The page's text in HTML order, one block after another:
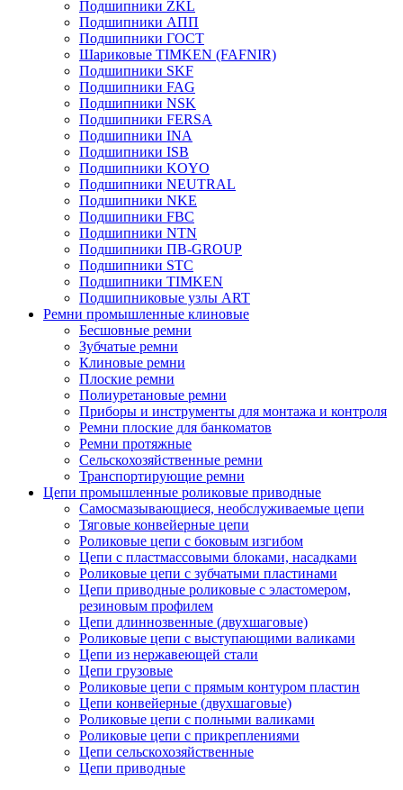
Подшипники ZKL
Подшипники АПП
Подшипники ГОСТ
Шариковые ТІMKEN (FAFNIR)
Подшипники SKF
Подшипники FAG
Подшипники NSK
Подшипники FERSA
Подшипники INA
Подшипники ISB
Подшипники KOYO
Подшипники NEUTRAL
Подшипники NKE
Подшипники FBC
Подшипники NTN
Подшипники ПВ-GROUP
Подшипники STC
Подшипники TIMKEN
Подшипниковые узлы ART
Ремни промышленные клиновые
Бесшовные ремни
Зубчатые ремни
Клиновые ремни
Плоские ремни
Полиуретановые ремни
Приборы и инструменты для монтажа и контроля
Ремни плоские для банкоматов
Ремни протяжные
Сельскохозяйственные ремни
Транспортирующие ремни
Цепи промышленные роликовые приводные
Самосмазывающиеся, необслуживаемые цепи
Тяговые конвейерные цепи
Роликовые цепи с боковым изгибом
Цепи с пластмассовыми блоками, насадками
Роликовые цепи с зубчатыми пластинами
Цепи приводные роликовые с эластомером,
резиновым профилем
Цепи длиннозвенные (двухшаговые)
Роликовые цепи с выступающими валиками
Цепи из нержавеющей стали
Цепи грузовые
Роликовые цепи с прямым контуром пластин
Цепи конвейерные (двухшаговые)
Роликовые цепи с полными валиками
Роликовые цепи с прикреплениями
Цепи сельскохозяйственные
Цепи приводные